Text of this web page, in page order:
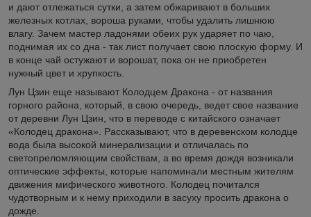
и дают отлежаться сутки, а затем обжаривают в больших
железных котлах, вороша руками, чтобы удалить лишнюю
влагу. Зачем мастер ладонями обеих рук ударяет по чаю,
поднимая их со дна - так лист получает свою плоскую форму. И
в конце чай остужают и ворошат, пока он не приобретен
нужный цвет и хрупкость.
Лун Цзин еще называют Колодцем Дракона - от названия
горного района, который, в свою очередь, ведет свое название
от деревни Лун Цзин, что в переводе с китайского означает
«Колодец дракона». Рассказывают, что в деревенском колодце
вода была высокой минерализации и отличалась по
светопреломляющим свойствам, а во время дождя возникали
оптические эффекты, которые напоминали местным жителям
движения мифического животного. Колодец почитался
чудотворным и к нему приходили в засуху просить дракона о
дожде.